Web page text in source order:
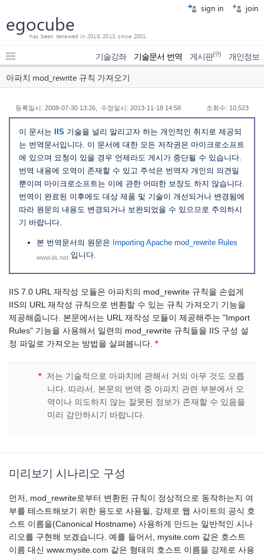
sign in join
egocube
has been renewed in 2018, 2013, since 2001.
기술강좌 기술문서 번역 게시판(구) 개인정보
아파치 mod_rewrite 규칙 가져오기
등록일시: 2008-07-30 13:26, 수정일시: 2013-11-18 14:58 조회수: 10,523
이 문서는 IIS 기술을 널리 알리고자 하는 개인적인 취지로 제공되
는 번역문서입니다. 이 문서에 대한 모든 저작권은 마이크로소프트
에 있으며 요청이 있을 경우 언제라도 게시가 중단될 수 있습니다.
번역 내용에 오역이 존재할 수 있고 주석은 번역자 개인의 의견일
뿐이며 마이크로소프트는 이에 관한 어떠한 보장도 하지 않습니다.
번역이 완료된 이후에도 대상 제품 및 기술이 개선되거나 변경됨에
따라 원문의 내용도 변경되거나 보완되었을 수 있으므로 주의하시
기 바랍니다.
본 번역문서의 원문은 Importing Apache mod_rewrite Rules
www.iis.net 입니다.
IIS 7.0 URL 재작성 모듈은 아파치의 mod_rewrite 규칙을 손쉽게
IIS의 URL 재작성 규칙으로 변환할 수 있는 규칙 가져오기 기능을
제공해줍니다. 본문에서는 URL 재작성 모듈이 제공해주는 "Import
Rules" 기능을 사용해서 일련의 mod_rewrite 규칙들을 IIS 구성 설
정 파일로 가져오는 방법을 살펴봅니다. *
*
저는 기술적으로 아파치에 관해서 거의 아무 것도 모릅
니다. 따라서, 본문의 번역 중 아파치 관련 부분에서 오
역이나 의도하지 않는 잘못된 정보가 존재할 수 있음을
미리 감안하시기 바랍니다.
미리보기 시나리오 구성
먼저, mod_rewrite로부터 변환된 규칙이 정상적으로 동작하는지 여
부를 테스트해보기 위한 용도로 사용될, 강제로 웹 사이트의 공식 호
스트 이름을(Canonical Hostname) 사용하게 만드는 일반적인 시나
리오를 구현해 보겠습니다. 예를 들어서, mysite.com 같은 호스트
이름 대신 www.mysite.com 같은 형태의 호스트 이름을 강제로 사용